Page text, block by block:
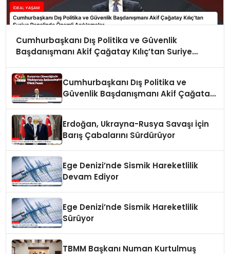
Cumhurbaşkanı Dış Politika ve Güvenlik
Başdanışmanı Akif Çağatay Kılıç’tan Suriye
Cumhurbaşkanı Dış Politika ve
Güvenlik Başdanışmanı Akif Çağatay
Erdoğan, Ukrayna-Rusya Savaşı İçin
Barış Çabalarını Sürdürüyor
Ege Denizi’nde Sismik Hareketlilik
Devam Ediyor
Ege Denizi’nde Sismik Hareketlilik
Sürüyor
TBMM Başkanı Numan Kurtulmuş